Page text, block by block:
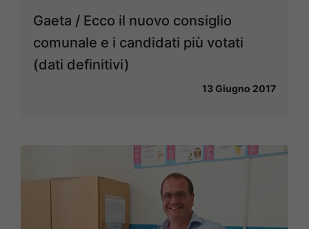
Gaeta / Ecco il nuovo consiglio
comunale e i candidati più votati
(dati definitivi)
13 Giugno 2017